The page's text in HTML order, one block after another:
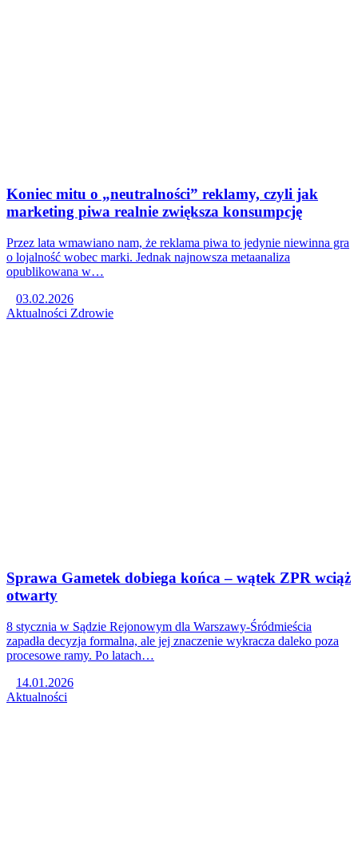
Koniec mitu o „neutralności” reklamy, czyli jak
marketing piwa realnie zwiększa konsumpcję
Przez lata wmawiano nam, że reklama piwa to jedynie niewinna gra
o lojalność wobec marki. Jednak najnowsza metaanaliza
opublikowana w…
03.02.2026
Aktualności Zdrowie
Sprawa Gametek dobiega końca – wątek ZPR wciąż
otwarty
8 stycznia w Sądzie Rejonowym dla Warszawy-Śródmieścia
zapadła decyzja formalna, ale jej znaczenie wykracza daleko poza
procesowe ramy. Po latach…
14.01.2026
Aktualności